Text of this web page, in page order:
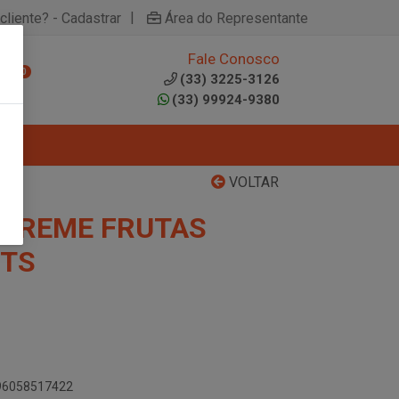
- Cadastrar | Área do Representante
0
Fale Conosco
(33) 3225-3126
(33) 99924-9380
VOLTAR
FRUTAS